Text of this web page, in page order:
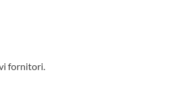
fornitori.